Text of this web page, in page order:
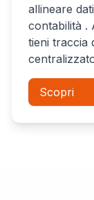
allineare
contabilità .
tieni traccia
Scopri